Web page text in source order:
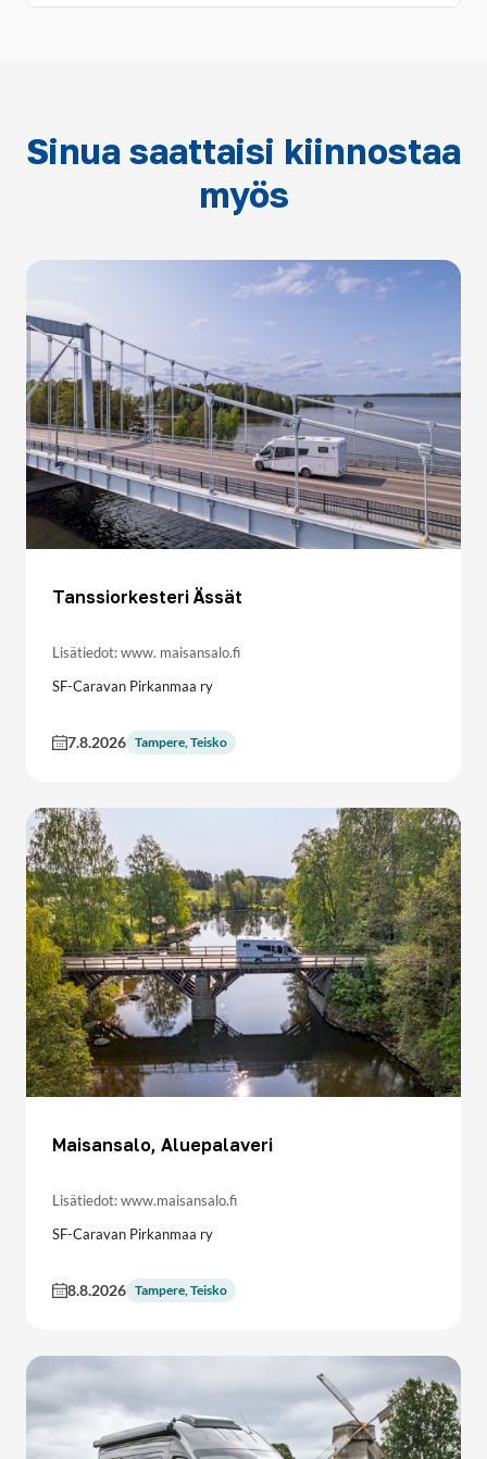
Sinua saattaisi kiinnostaa
myös
Tanssiorkesteri Ässät
Lisätiedot: www. maisansalo.fi
SF-Caravan Pirkanmaa ry
7.8.2026 Tampere, Teisko
Maisansalo, Aluepalaveri
Lisätiedot: www.maisansalo.fi
SF-Caravan Pirkanmaa ry
8.8.2026 Tampere, Teisko